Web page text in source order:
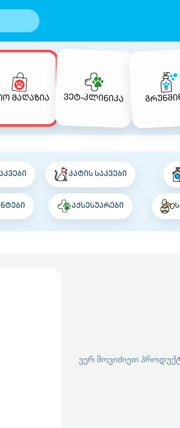
მაღაზია ვეტ-კლინიკა
კატის საკვები
აქსესუარები
ვერ მოვიძიეთ